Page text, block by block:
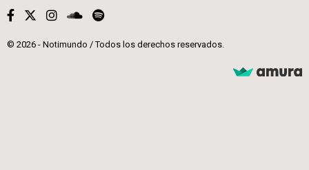
© 2026 - Notimundo / Todos los derechos reservados.